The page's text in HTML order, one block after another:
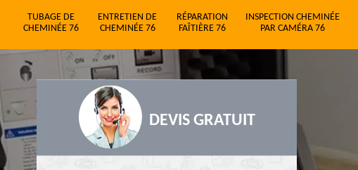
TUBAGE DE
CHEMINÉE 76
ENTRETIEN DE
CHEMINÉE 76
RÉPARATION
FAÎTIÈRE 76
INSPECTION CHEMINÉE
PAR CAMÉRA 76
DEVIS GRATUIT